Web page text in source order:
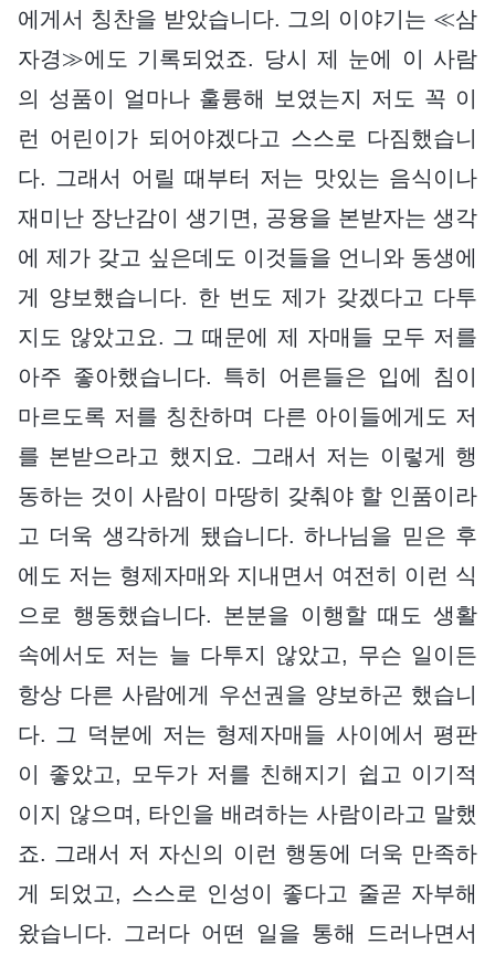
에게서 칭찬을 받았습니다. 그의 이야기는 ≪삼
자경≫에도 기록되었죠. 당시 제 눈에 이 사람
의 성품이 얼마나 훌륭해 보였는지 저도 꼭 이
런 어린이가 되어야겠다고 스스로 다짐했습니
다. 그래서 어릴 때부터 저는 맛있는 음식이나
재미난 장난감이 생기면, 공융을 본받자는 생각
에 제가 갖고 싶은데도 이것들을 언니와 동생에
게 양보했습니다. 한 번도 제가 갖겠다고 다투
지도 않았고요. 그 때문에 제 자매들 모두 저를
아주 좋아했습니다. 특히 어른들은 입에 침이
마르도록 저를 칭찬하며 다른 아이들에게도 저
를 본받으라고 했지요. 그래서 저는 이렇게 행
동하는 것이 사람이 마땅히 갖춰야 할 인품이라
고 더욱 생각하게 됐습니다. 하나님을 믿은 후
에도 저는 형제자매와 지내면서 여전히 이런 식
으로 행동했습니다. 본분을 이행할 때도 생활
속에서도 저는 늘 다투지 않았고, 무슨 일이든
항상 다른 사람에게 우선권을 양보하곤 했습니
다. 그 덕분에 저는 형제자매들 사이에서 평판
이 좋았고, 모두가 저를 친해지기 쉽고 이기적
이지 않으며, 타인을 배려하는 사람이라고 말했
죠. 그래서 저 자신의 이런 행동에 더욱 만족하
게 되었고, 스스로 인성이 좋다고 줄곧 자부해
왔습니다. 그러다 어떤 일을 통해 드러나면서